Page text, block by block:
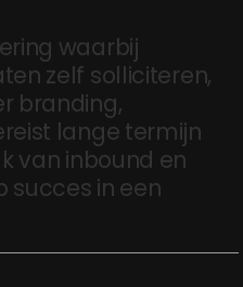
waarbij
zelf solliciteren,
branding,
lange termijn
van inbound en
succes in een